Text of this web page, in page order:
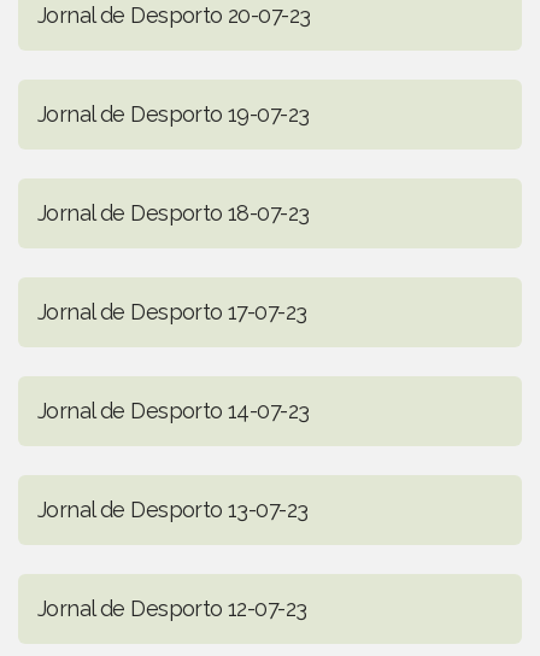
Jornal de Desporto 20-07-23
Jornal de Desporto 19-07-23
Jornal de Desporto 18-07-23
Jornal de Desporto 17-07-23
Jornal de Desporto 14-07-23
Jornal de Desporto 13-07-23
Jornal de Desporto 12-07-23